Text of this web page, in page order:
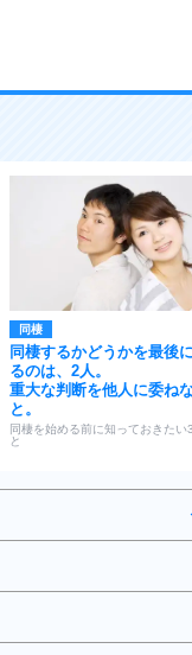
同棲
同棲するかどうかを最後
るのは、2人。
重大な判断を他人に委ね
と。
同棲を始める前に知っておきたい
と